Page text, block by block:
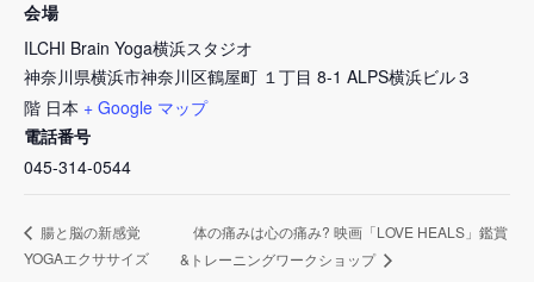
会場
ILCHI Brain Yoga横浜スタジオ
神奈川県横浜市神奈川区鶴屋町 １丁目 8-1 ALPS横浜ビル３
階 日本 + Google マップ
電話番号
045-314-0544
腸と脳の新感覚
YOGAエクササイズ
体の痛みは心の痛み? 映画「LOVE HEALS」鑑賞
&トレーニングワークショップ